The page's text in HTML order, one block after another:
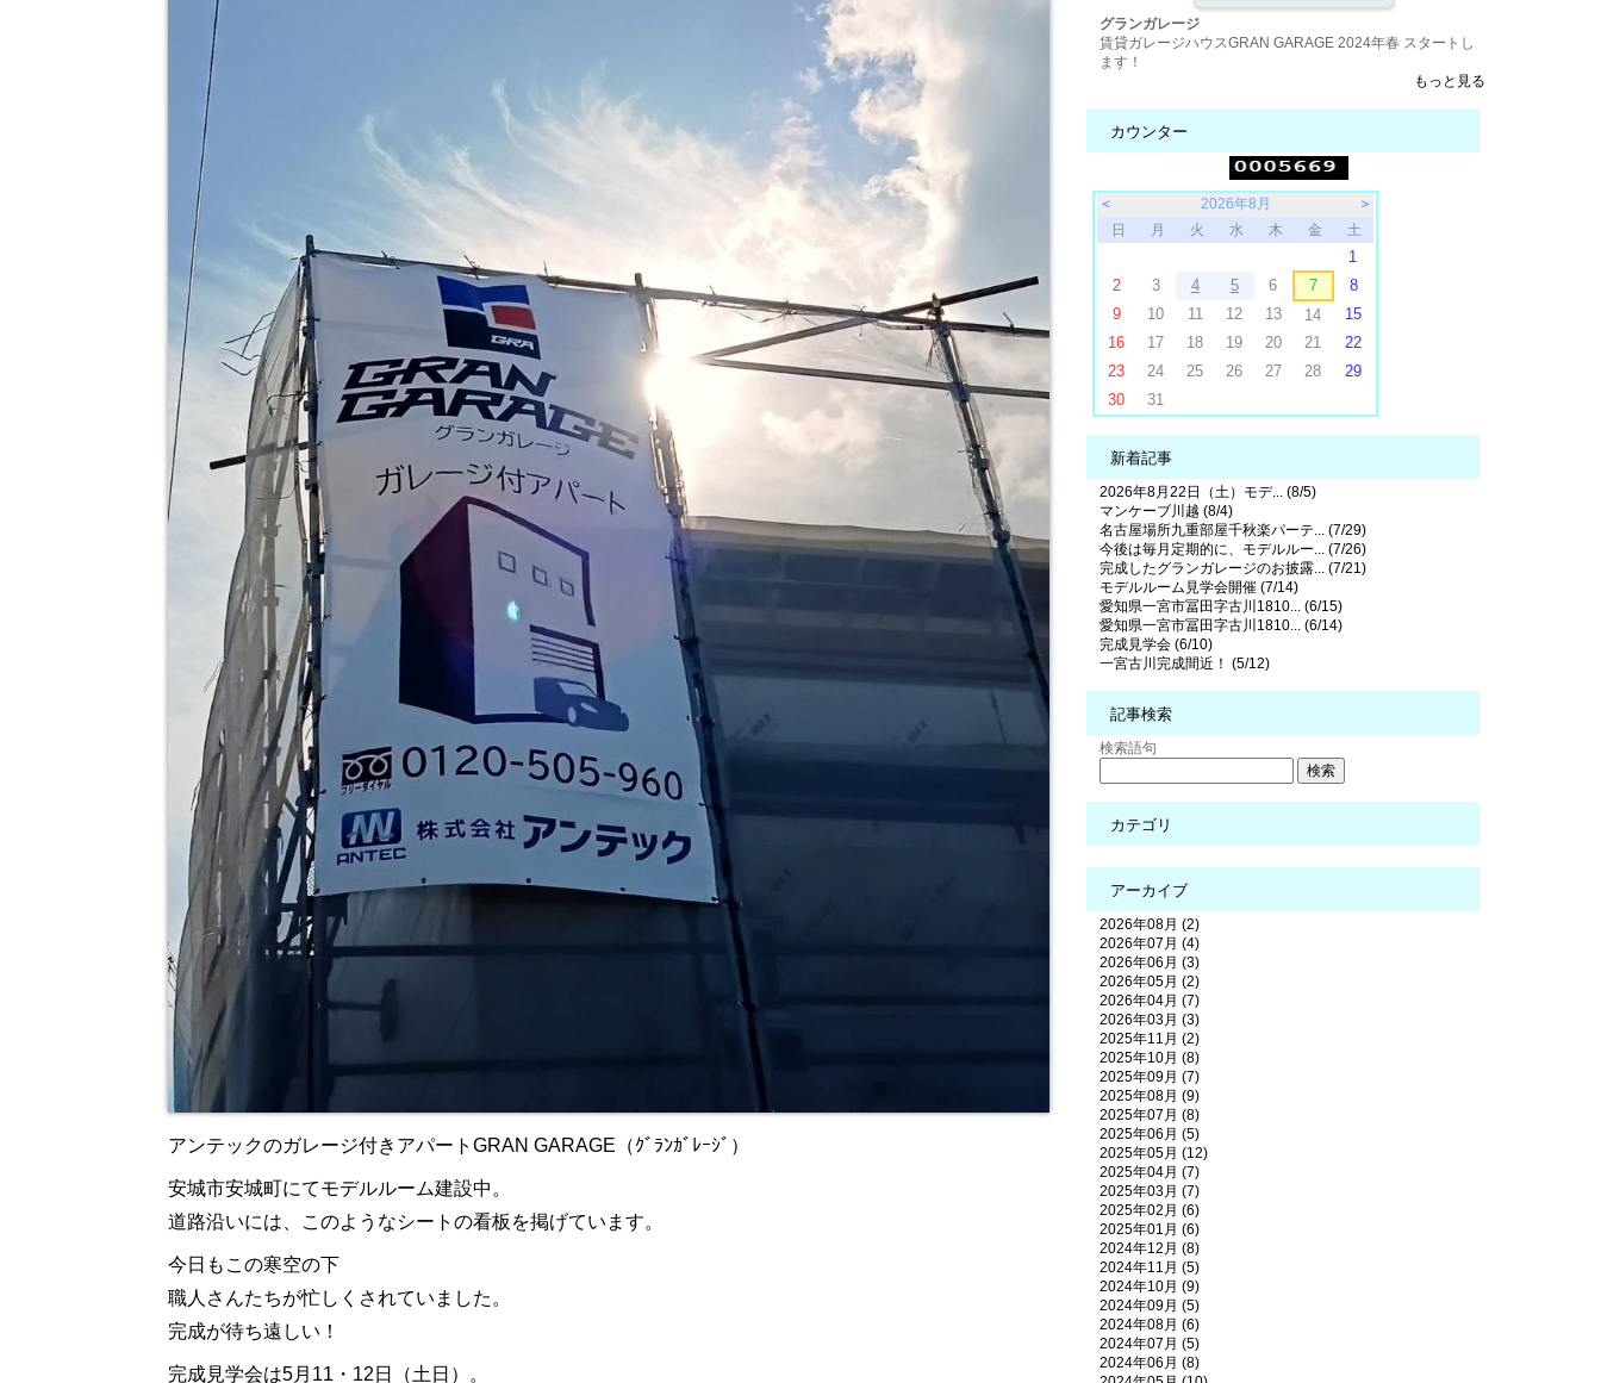
アンテックのガレージ付きアパートGRAN GARAGE（ｸﾞﾗﾝｶﾞﾚｰｼﾞ）
安城市安城町にてモデルルーム建設中。
道路沿いには、このようなシートの看板を掲げています。
今日もこの寒空の下
職人さんたちが忙しくされていました。
完成が待ち遠しい！
完成見学会は5月11・12日（土日）。
グランガレージ
賃貸ガレージハウスGRAN GARAGE 2024年春 スタートし
ます！
もっと見る
カウンター
＜ 2026年8月
＞
日
月 火 水 木 金 土
1
2
3 4 5 6 7
8
9
10 11 12 13 14
15
16
17 18 19 20 21
22
23
24 25 26 27 28
29
30
31
新着記事
2026年8月22日（土）モデ... (8/5)
マンケーブ川越 (8/4)
名古屋場所九重部屋千秋楽パーテ... (7/29)
今後は毎月定期的に、モデルルー... (7/26)
完成したグランガレージのお披露... (7/21)
モデルルーム見学会開催 (7/14)
愛知県一宮市冨田字古川1810... (6/15)
愛知県一宮市冨田字古川1810... (6/14)
完成見学会 (6/10)
一宮古川完成間近！ (5/12)
記事検索
検索語句
カテゴリ
アーカイブ
2026年08月 (2)
2026年07月 (4)
2026年06月 (3)
2026年05月 (2)
2026年04月 (7)
2026年03月 (3)
2025年11月 (2)
2025年10月 (8)
2025年09月 (7)
2025年08月 (9)
2025年07月 (8)
2025年06月 (5)
2025年05月 (12)
2025年04月 (7)
2025年03月 (7)
2025年02月 (6)
2025年01月 (6)
2024年12月 (8)
2024年11月 (5)
2024年10月 (9)
2024年09月 (5)
2024年08月 (6)
2024年07月 (5)
2024年06月 (8)